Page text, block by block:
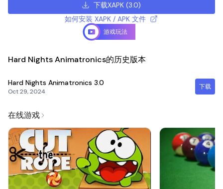
下载XAPK (3.0)
如何安装 XAPK / APK 文件
游戏玩法
Hard Nights Animatronics的历史版本
Hard Nights Animatronics 3.0
Oct 29, 2024
下载
在线游戏